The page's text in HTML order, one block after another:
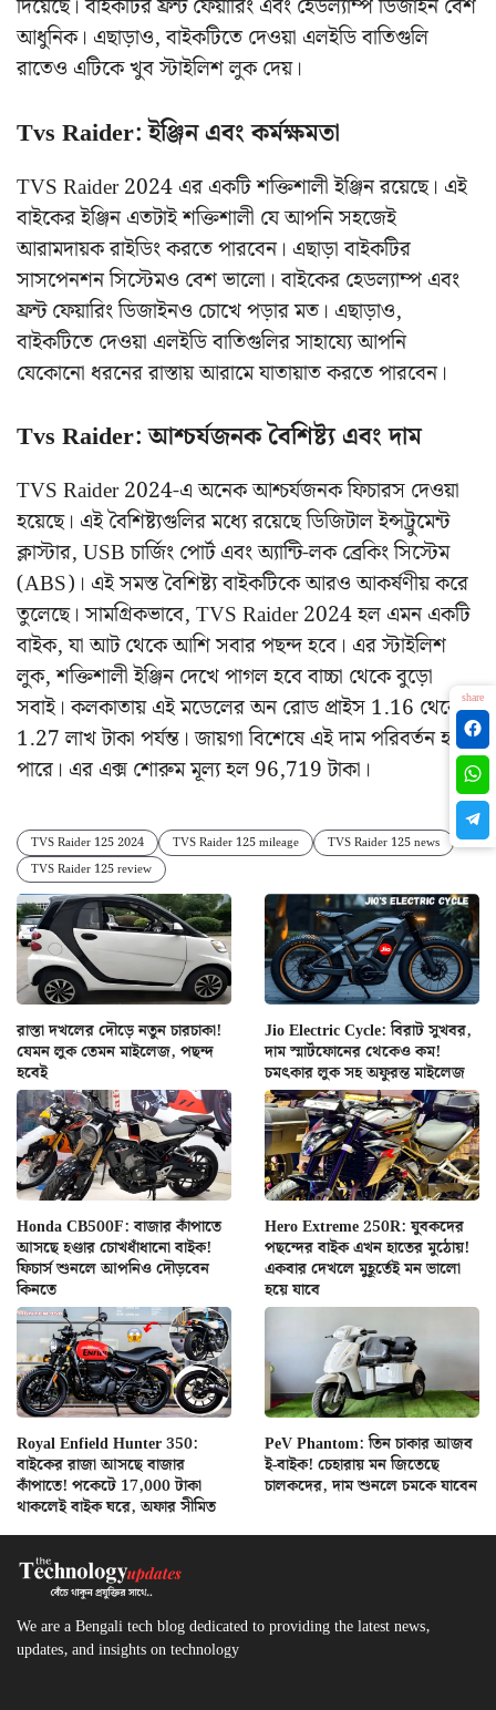
দিয়েছে। বাইকটির ফ্রন্ট ফেয়ারিং এবং হেডল্যাম্প ডিজাইন বেশ
আধুনিক। এছাড়াও, বাইকটিতে দেওয়া এলইডি বাতিগুলি
রাতেও এটিকে খুব স্টাইলিশ লুক দেয়।
Tvs Raider: ইঞ্জিন এবং কর্মক্ষমতা
TVS Raider 2024 এর একটি শক্তিশালী ইঞ্জিন রয়েছে। এই
বাইকের ইঞ্জিন এতটাই শক্তিশালী যে আপনি সহজেই
আরামদায়ক রাইডিং করতে পারবেন। এছাড়া বাইকটির
সাসপেনশন সিস্টেমও বেশ ভালো। বাইকের হেডল্যাম্প এবং
ফ্রন্ট ফেয়ারিং ডিজাইনও চোখে পড়ার মত। এছাড়াও,
বাইকটিতে দেওয়া এলইডি বাতিগুলির সাহায্যে আপনি
যেকোনো ধরনের রাস্তায় আরামে যাতায়াত করতে পারবেন।
Tvs Raider: আশ্চর্যজনক বৈশিষ্ট্য এবং দাম
TVS Raider 2024-এ অনেক আশ্চর্যজনক ফিচারস দেওয়া
হয়েছে। এই বৈশিষ্ট্যগুলির মধ্যে রয়েছে ডিজিটাল ইন্সট্রুমেন্ট
ক্লাস্টার, USB চার্জিং পোর্ট এবং অ্যান্টি-লক ব্রেকিং সিস্টেম
(ABS)। এই সমস্ত বৈশিষ্ট্য বাইকটিকে আরও আকর্ষণীয় করে
তুলেছে। সামগ্রিকভাবে, TVS Raider 2024 হল এমন একটি
বাইক, যা আট থেকে আশি সবার পছন্দ হবে। এর স্টাইলিশ
লুক, শক্তিশালী ইঞ্জিন দেখে পাগল হবে বাচ্চা থেকে বুড়ো
সবাই। কলকাতায় এই মডেলের অন রোড প্রাইস 1.16 থেকে
1.27 লাখ টাকা পর্যন্ত। জায়গা বিশেষে এই দাম পরিবর্তন হতে
পারে। এর এক্স শোরুম মূল্য হল 96,719 টাকা।
TVS Raider 125 2024 TVS Raider 125 mileage
TVS Raider 125 news
TVS Raider 125 review
রাস্তা দখলের দৌড়ে নতুন চারচাকা!
যেমন লুক তেমন মাইলেজ, পছন্দ
হবেই
Jio Electric Cycle: বিরাট সুখবর,
দাম স্মার্টফোনের থেকেও কম!
চমৎকার লুক সহ অফুরন্ত মাইলেজ
Honda CB500F: বাজার কাঁপাতে
আসছে হণ্ডার চোখধাঁধানো বাইক!
ফিচার্স শুনলে আপনিও দৌড়বেন
কিনতে
Hero Extreme 250R: যুবকদের
পছন্দের বাইক এখন হাতের মুঠোয়!
একবার দেখলে মুহূর্তেই মন ভালো
হয়ে যাবে
Royal Enfield Hunter 350:
বাইকের রাজা আসছে বাজার
কাঁপাতে! পকেটে 17,000 টাকা
থাকলেই বাইক ঘরে, অফার সীমিত
PeV Phantom: তিন চাকার আজব
ই-বাইক! চেহারায় মন জিতেছে
চালকদের, দাম শুনলে চমকে যাবেন
We are a Bengali tech blog dedicated to providing the latest news,
updates, and insights on technology
share